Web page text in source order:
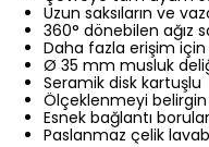
Uzun saksıların ve
360° dönebilen ağız
Daha fazla erişim için
Ø 35 mm musluk
Seramik disk kartuşlu
Ölçeklenmeyi
Esnek bağlantı
Paslanmaz çelik